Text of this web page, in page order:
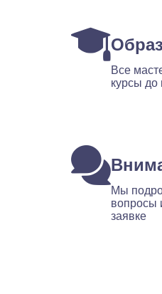
Все
курсы до
Мы
вопросы
заявке